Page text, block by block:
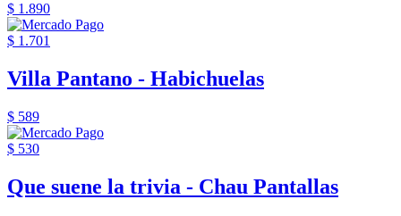
$ 1.890
$ 1.701
Villa Pantano - Habichuelas
$ 589
$ 530
Que suene la trivia - Chau Pantallas